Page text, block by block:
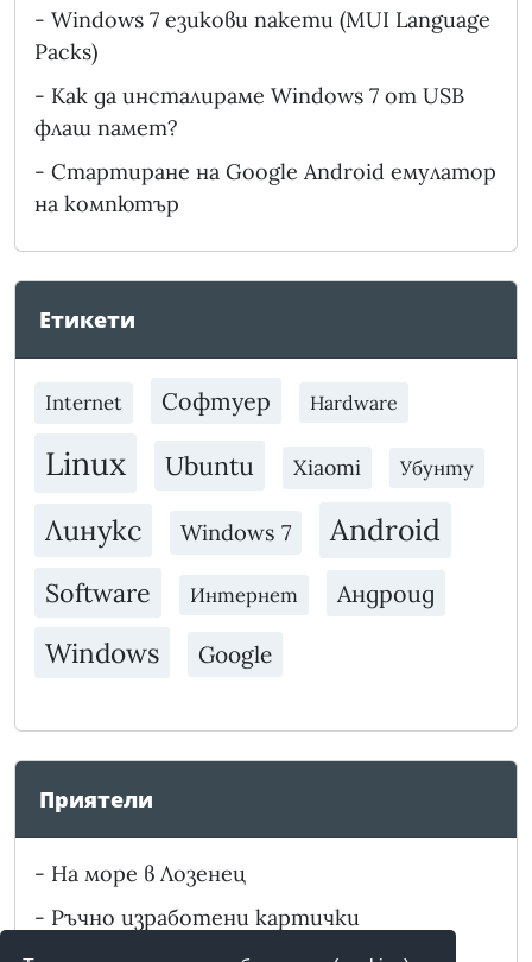
- Windows 7 езикови пакети (MUI Language
Packs)
- Как да инсталираме Windows 7 от USB
флаш памет?
- Стартиране на Google Android емулатор
на компютър
Етикети
Internet Софтуер Hardware
Linux Ubuntu Xiaomi Убунту
Линукс Windows 7 Android
Software Интернет Андроид
Windows Google
Приятели
- На море в Лозенец
- Ръчно изработени картички